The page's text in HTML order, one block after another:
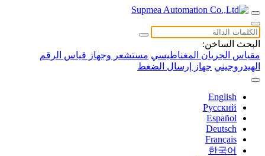
البحث الساخن:
مقياس الجريان المغناطيسي مستشعر وجهاز قياس الرقم
الهيدروجيني جهاز إرسال الضغط
English
Русский
Español
Deutsch
Français
한국어